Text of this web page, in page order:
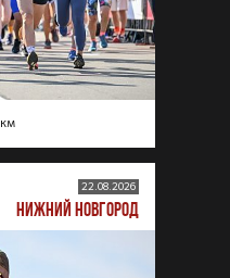
км
22.08.2026
НИЖНИЙ НОВГОРОД